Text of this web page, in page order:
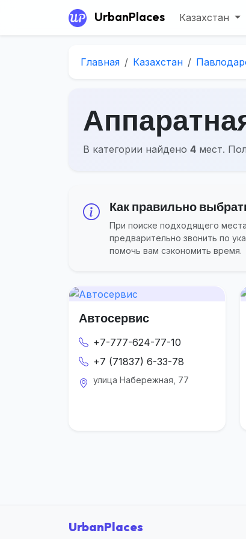
UrbanPlaces Казахстан
Главная Казахстан
В категории найдено 4 мест.
Как правильно
При поиске подходящего
предварительно звонить по
помочь вам сэкономить время.
Автосервис
+7-777-624-77-10
+7 (71837) 6-33-78
улица Набережная, 77
UrbanPlaces